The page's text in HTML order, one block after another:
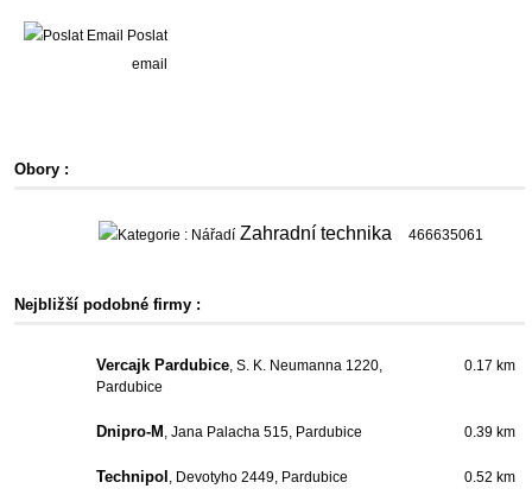
Poslat
email
Obory :
Zahradní technika 466635061
Nejbližší podobné firmy :
Vercajk Pardubice, S. K. Neumanna 1220,
Pardubice
0.17 km
Dnipro-M , Jana Palacha 515, Pardubice 0.39 km
Technipol , Devotyho 2449, Pardubice 0.52 km